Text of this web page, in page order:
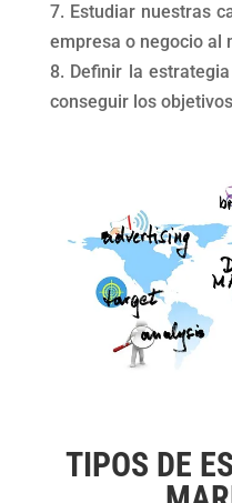
7. Estudiar nuestras
empresa o negocio al
8. Definir la
conseguir los
TIPOS DE